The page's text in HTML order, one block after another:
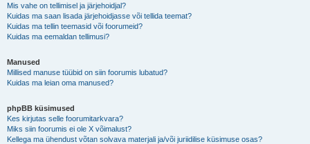
Mis vahe on tellimisel ja järjehoidjal?
Kuidas ma saan lisada järjehoidjasse või tellida teemat?
Kuidas ma tellin teemasid või foorumeid?
Kuidas ma eemaldan tellimusi?
Manused
Millised manuse tüübid on siin foorumis lubatud?
Kuidas ma leian oma manused?
phpBB küsimused
Kes kirjutas selle foorumitarkvara?
Miks siin foorumis ei ole X võimalust?
Kellega ma ühendust võtan solvava materjali ja/või juriidilise küsimuse osas?